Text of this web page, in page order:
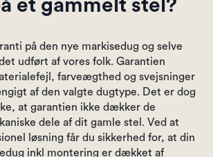
et gammelt stel?
på den nye markisedug og selve
udført af vores folk. Garantien
farveægthed og svejsninger
af den valgte dugtype. Det er dog
at garantien ikke dækker de
dele af dit gamle stel. Ved at
løsning får du sikkerhed for, at din
inkl montering er dækket af